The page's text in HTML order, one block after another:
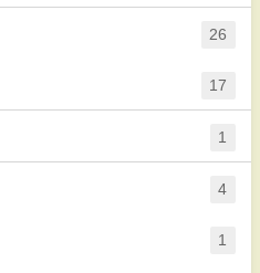
26
17
1
4
1